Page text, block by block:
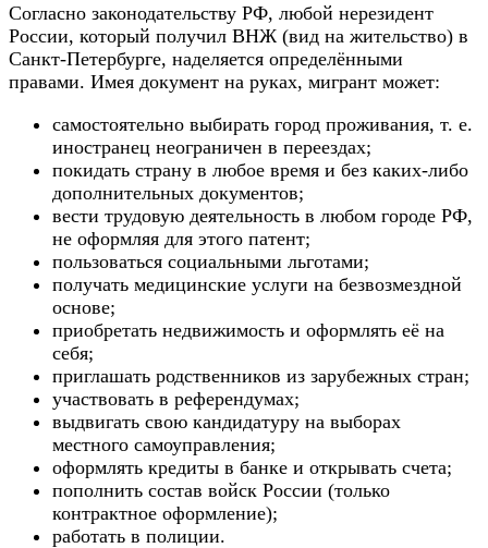
Согласно законодательству РФ, любой нерезидент
России, который получил ВНЖ (вид на жительство) в
Санкт-Петербурге, наделяется определёнными
правами. Имея документ на руках, мигрант может:
самостоятельно выбирать город проживания, т. е.
иностранец неограничен в переездах;
покидать страну в любое время и без каких-либо
дополнительных документов;
вести трудовую деятельность в любом городе РФ,
не оформляя для этого патент;
пользоваться социальными льготами;
получать медицинские услуги на безвозмездной
основе;
приобретать недвижимость и оформлять её на
себя;
приглашать родственников из зарубежных стран;
участвовать в референдумах;
выдвигать свою кандидатуру на выборах
местного самоуправления;
оформлять кредиты в банке и открывать счета;
пополнить состав войск России (только
контрактное оформление);
работать в полиции.